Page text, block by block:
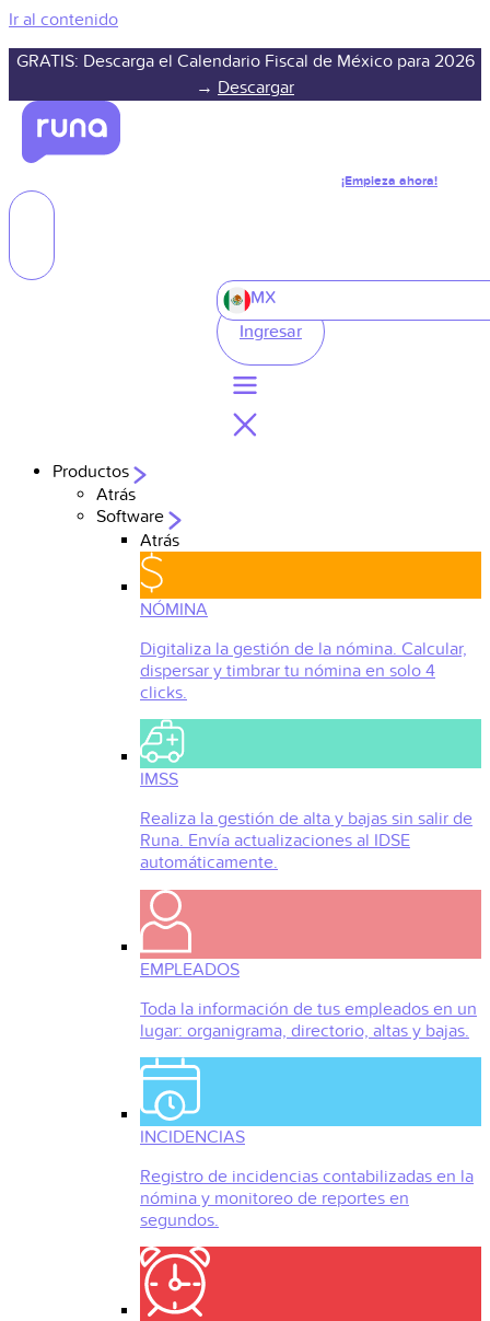
Ir al contenido
GRATIS: Descarga el Calendario Fiscal de México para 2026
→ Descargar
¡Empieza ahora!
MX
Ingresar
Productos
Atrás
Software
Atrás
NÓMINA
Digitaliza la gestión de la nómina. Calcular,
dispersar y timbrar tu nómina en solo 4
clicks.
IMSS
Realiza la gestión de alta y bajas sin salir de
Runa. Envía actualizaciones al IDSE
automáticamente.
EMPLEADOS
Toda la información de tus empleados en un
lugar: organigrama, directorio, altas y bajas.
INCIDENCIAS
Registro de incidencias contabilizadas en la
nómina y monitoreo de reportes en
segundos.